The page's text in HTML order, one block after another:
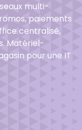
multi-
paiements
centralisé,
Matériel-
pour une IT